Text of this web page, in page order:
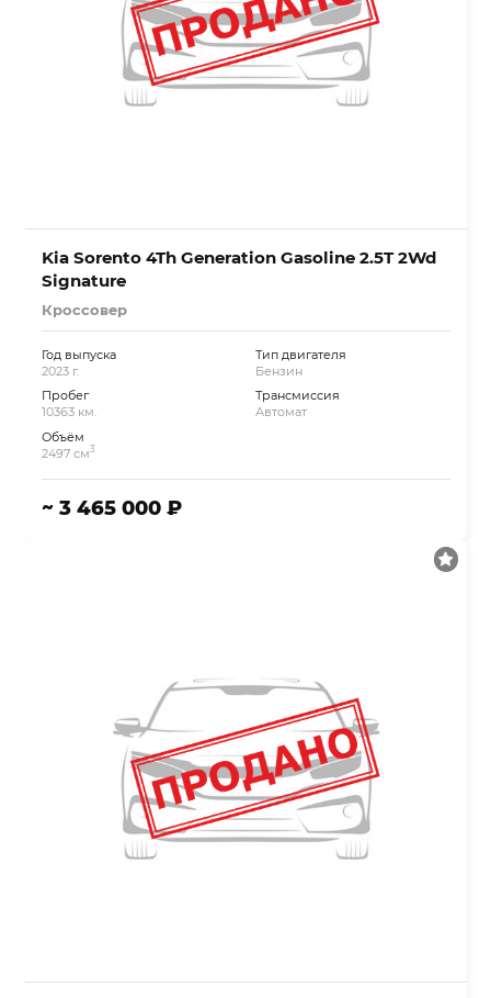
Kia Sorento 4Th Generation Gasoline 2.5T 2Wd
Signature
Кроссовер
Год выпуска
2023 г.
Пробег
10363 км.
Объём
2497 см3
Тип двигателя
Бензин
Трансмиссия
Автомат
~ 3 465 000 ₽